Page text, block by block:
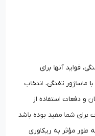
آنها برای
تفنگی، انتخاب
استفاده از
شما مفید بوده باشد
مؤثر به ریکاوری